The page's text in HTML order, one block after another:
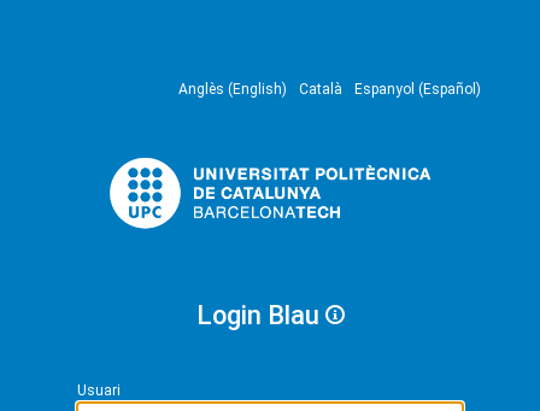
Anglès (English) Català Espanyol (Español)
Login Blau
Usuari